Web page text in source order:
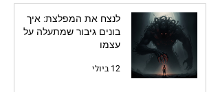
לנצח את המפלצת: איך
בונים גיבור שמתעלה על
עצמו
12 ביולי